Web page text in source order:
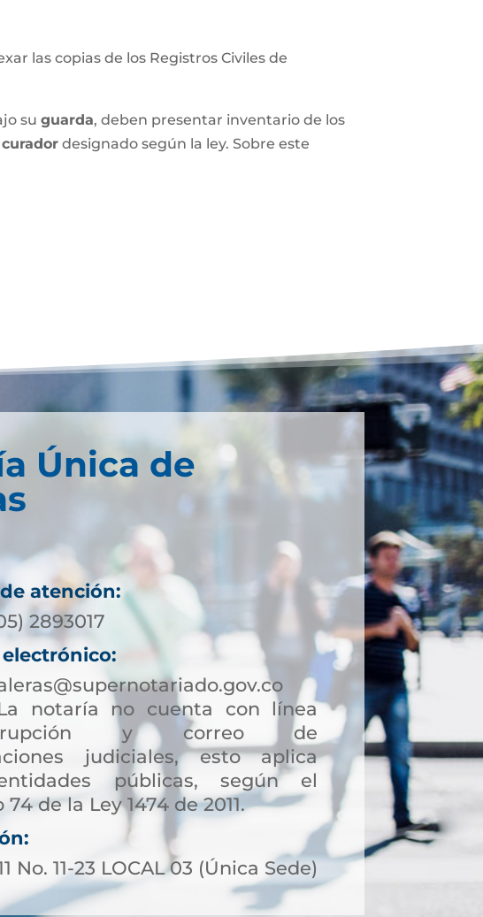
las copias de los Registros Civiles de
suguarda, deben presentar inventario de los
curador designado según la ley. Sobre este
Única de
atención:
2893017
notaría no cuenta con línea
y correo de
judiciales, esto aplica
públicas, según el
de la Ley 1474 de 2011.
No. 11-23 LOCAL 03 (Única Sede)